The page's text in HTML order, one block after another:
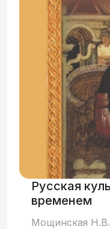
русскому
авторов.
Русская
временем
Мощинская